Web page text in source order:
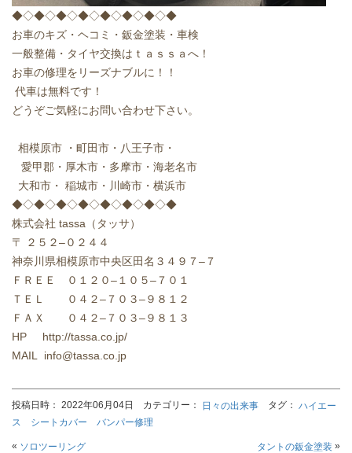
◆◇◆◇◆◇◆◇◆◇◆◇◆◇◆
お車のキズ・ヘコミ・鈑金塗装・車検
一般整備・タイヤ交換はｔａｓｓａへ！
お車の修理をリーズナブルに！！
代車は無料です！
どうぞご気軽にお問い合わせ下さい。
相模原市
・町田市・八王子市・
愛甲郡・厚木市・多摩市・海老名市
大和市・ 稲城市・川崎市・横浜市
◆◇◆◇◆◇◆◇◆◇◆◇◆◇◆
株式会社 tassa （タッサ）
〒
２５２–０２４４
神奈川県相模原市中央区田名３４９７– ７
ＦＲＥＥ ０１２０– １０５– ７０１
ＴＥＬ
０４２– ７０３–９８１２
ＦＡＸ
０４２– ７０３–９８１３
HP http://tassa.co.jp/
MAIL info@tassa.co.jp
投稿日時： 2022年06月04日 カテゴリー： 日々の出来事 タグ： ハイエー
ス シートカバー バンパー修理
« ソロツーリング タントの鈑金塗装 »